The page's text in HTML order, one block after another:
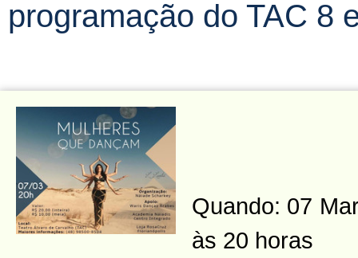
programação do TAC 8
Quando: 07
às 20 horas